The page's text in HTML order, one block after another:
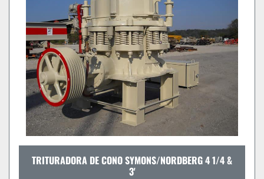
TRITURADORA DE CONO SYMONS/NORDBERG 4 1/4 &
3'